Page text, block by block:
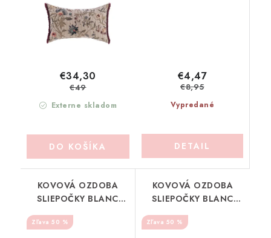
Externe skladom
€34,30
€49
DO KOŠÍKA
Vypredané
€4,47
€8,95
DETAIL
KOVOVÁ OZDOBA
SLIEPOČKY BLANC
MARICLO (A39979A)
50 %
KOVOVÁ OZDOBA
SLIEPOČKY BLANC
MARICLO (A39979B)
50 %